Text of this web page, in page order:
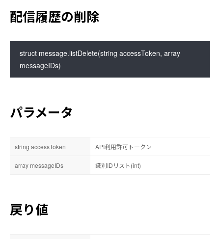
配信履歴の削除
struct message.listDelete(string accessToken, array
messageIDs)
パラメータ
string accessToken API利用許可トークン
array messageIDs 識別IDリスト(int)
戻り値